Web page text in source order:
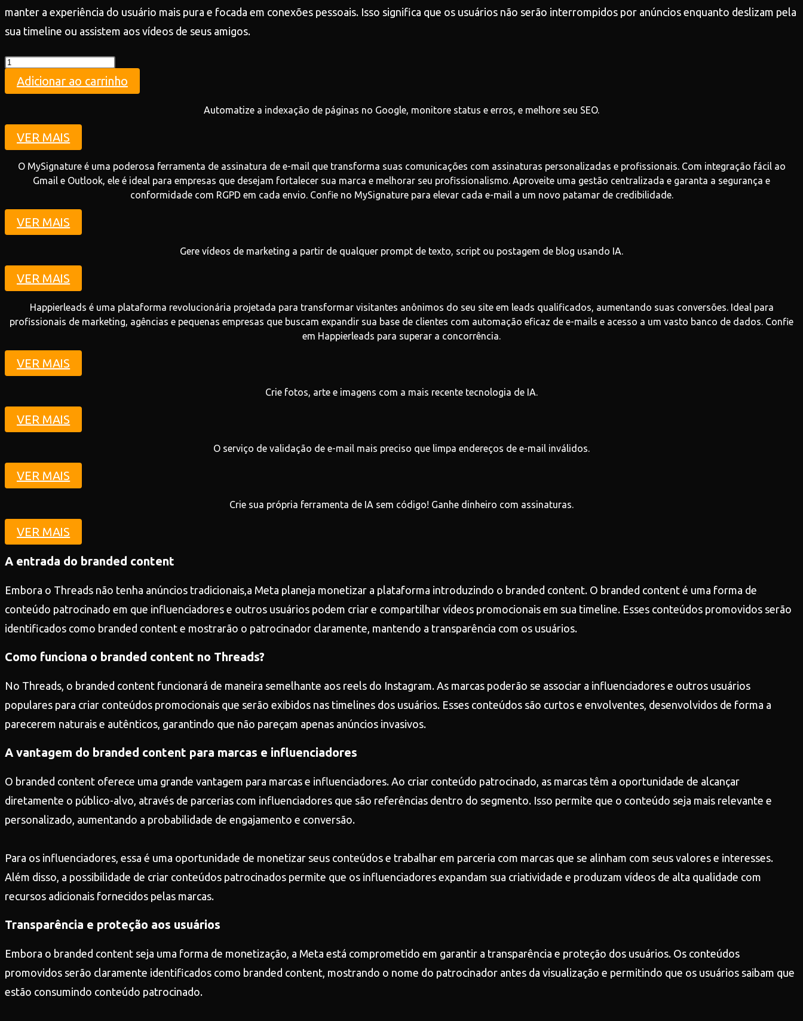
manter a experiência do usuário mais pura e focada em conexões pessoais. Isso significa que os usuários não serão interrompidos por anúncios enquanto deslizam pela
sua timeline ou assistem aos vídeos de seus amigos.
Teste
quantidade
Adicionar ao carrinho
Automatize a indexação de páginas no Google, monitore status e erros, e melhore seu SEO.
VER MAIS
O MySignature é uma poderosa ferramenta de assinatura de e-mail que transforma suas comunicações com assinaturas personalizadas e profissionais. Com integração fácil ao
Gmail e Outlook, ele é ideal para empresas que desejam fortalecer sua marca e melhorar seu profissionalismo. Aproveite uma gestão centralizada e garanta a segurança e
conformidade com RGPD em cada envio. Confie no MySignature para elevar cada e-mail a um novo patamar de credibilidade.
VER MAIS
Gere vídeos de marketing a partir de qualquer prompt de texto, script ou postagem de blog usando IA.
VER MAIS
Happierleads é uma plataforma revolucionária projetada para transformar visitantes anônimos do seu site em leads qualificados, aumentando suas conversões. Ideal para
profissionais de marketing, agências e pequenas empresas que buscam expandir sua base de clientes com automação eficaz de e-mails e acesso a um vasto banco de dados. Confie
em Happierleads para superar a concorrência.
VER MAIS
Crie fotos, arte e imagens com a mais recente tecnologia de IA.
VER MAIS
O serviço de validação de e-mail mais preciso que limpa endereços de e-mail inválidos.
VER MAIS
Crie sua própria ferramenta de IA sem código! Ganhe dinheiro com assinaturas.
VER MAIS
A entrada do branded content
Embora o Threads não tenha anúncios tradicionais,a Meta planeja monetizar a plataforma introduzindo o branded content. O branded content é uma forma de
conteúdo patrocinado em que influenciadores e outros usuários podem criar e compartilhar vídeos promocionais em sua timeline. Esses conteúdos promovidos serão
identificados como branded content e mostrarão o patrocinador claramente, mantendo a transparência com os usuários.
Como funciona o branded content no Threads?
No Threads, o branded content funcionará de maneira semelhante aos reels do Instagram. As marcas poderão se associar a influenciadores e outros usuários
populares para criar conteúdos promocionais que serão exibidos nas timelines dos usuários. Esses conteúdos são curtos e envolventes, desenvolvidos de forma a
parecerem naturais e autênticos, garantindo que não pareçam apenas anúncios invasivos.
A vantagem do branded content para marcas e influenciadores
O branded content oferece uma grande vantagem para marcas e influenciadores. Ao criar conteúdo patrocinado, as marcas têm a oportunidade de alcançar
diretamente o público-alvo, através de parcerias com influenciadores que são referências dentro do segmento. Isso permite que o conteúdo seja mais relevante e
personalizado, aumentando a probabilidade de engajamento e conversão.
Para os influenciadores, essa é uma oportunidade de monetizar seus conteúdos e trabalhar em parceria com marcas que se alinham com seus valores e interesses.
Além disso, a possibilidade de criar conteúdos patrocinados permite que os influenciadores expandam sua criatividade e produzam vídeos de alta qualidade com
recursos adicionais fornecidos pelas marcas.
Transparência e proteção aos usuários
Embora o branded content seja uma forma de monetização, a Meta está comprometido em garantir a transparência e proteção dos usuários. Os conteúdos
promovidos serão claramente identificados como branded content, mostrando o nome do patrocinador antes da visualização e permitindo que os usuários saibam que
estão consumindo conteúdo patrocinado.